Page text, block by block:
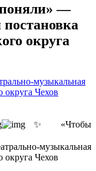
—
округа
музыкальная
округа Чехов
✨ «Чтобы
музыкальная
округа Чехов